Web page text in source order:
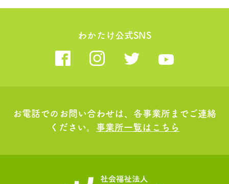
わかたけ公式SNS
お電話でのお問い合わせは、各事業所までご連絡
ください。 事業所一覧はこちら